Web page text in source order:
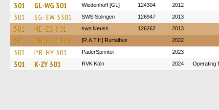
301 GL-WG 301 Wiedenhoff [GL] 124304 2012
301 SG-SW 3301 SWS Solingen 126947 2013
301 NE-ZS 301 swn Neuss 126262 2013
301 DN-KB 1301 [R.A.T.H] Rurtalbus 2022
301 PB-HY 301 PaderSprinter 2023
301 K-ZY 301 RVK Köln 2024 Operating